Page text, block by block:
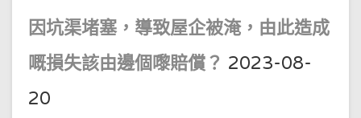
因坑渠堵塞，導致屋企被淹，由此造成
嘅損失該由邊個嚟賠償？ 2023-08-
20